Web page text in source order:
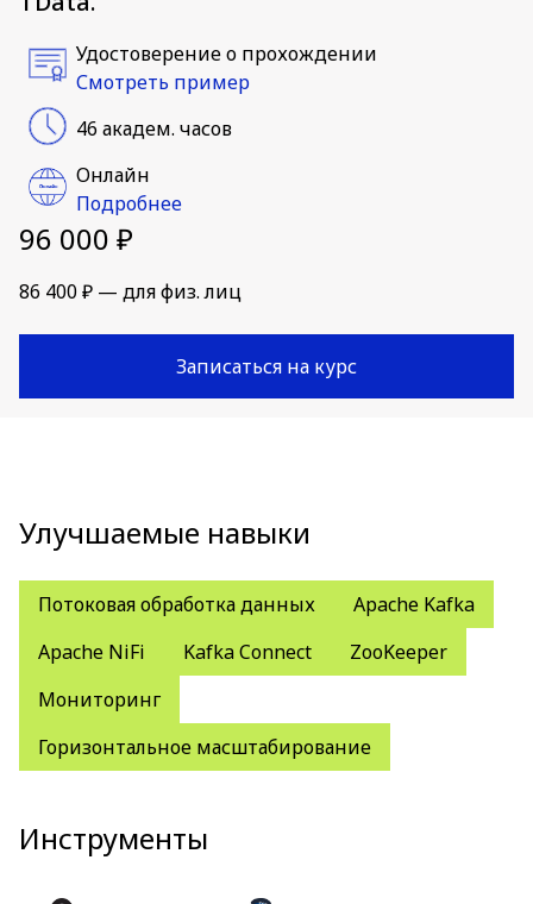
Удостоверение о прохождении
Смотреть пример
46 академ. часов
Онлайн
Подробнее
96 000 ₽
86 400 ₽ — для физ. лиц
Записаться на курс
Улучшаемые навыки
Потоковая обработка данных
Apache Kafka
Apache NiFi
Kafka Connect
ZooKeeper
Мониторинг
Горизонтальное масштабирование
Инструменты